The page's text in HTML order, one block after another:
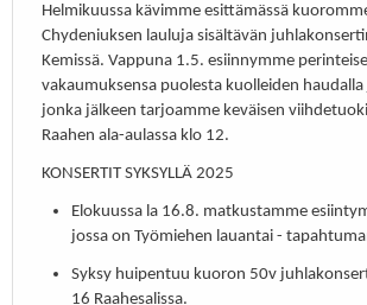
Helmikuussa kävimme esittämässä
Chydeniuksen lauluja sisältävän
Kemissä. Vappuna 1.5. esiinnymme
vakaumuksensa puolesta kuolleiden
jonka jälkeen tarjoamme keväisen
Raahen ala-aulassa klo 12.
KONSERTIT SYKSYLLÄ 2025
Elokuussa la 16.8. matkustamme
jossa on Työmiehen lauantai -
Syksy huipentuu kuoron 50v
16 Raahesalissa.